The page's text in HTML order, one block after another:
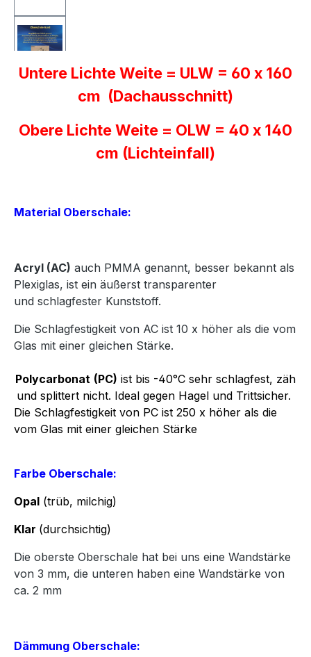
Untere Lichte Weite = ULW = 60 x 160
cm (Dachausschnitt)
Obere Lichte Weite = OLW = 40 x 140
cm (Lichteinfall)
Material Oberschale:
Acryl (AC) auch PMMA genannt, besser bekannt als
Plexiglas, ist ein äußerst transparenter
und schlagfester Kunststoff.
Die Schlagfestigkeit von AC ist 10 x höher als die vom
Glas mit einer gleichen Stärke.
Polycarbonat (PC) ist bis -40°C sehr schlagfest, zäh
und splittert nicht. Ideal gegen Hagel und Trittsicher.
Die Schlagfestigkeit von PC ist 250 x höher als die
vom Glas mit einer gleichen Stärke
Farbe Oberschale:
Opal (trüb, milchig)
Klar (durchsichtig)
Die oberste Oberschale hat bei uns eine Wandstärke
von 3 mm, die unteren haben eine Wandstärke von
ca. 2 mm
Dämmung Oberschale: